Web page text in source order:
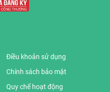
Điều khoản sử dụng
Chính sách bảo mật
Quy chế hoạt động